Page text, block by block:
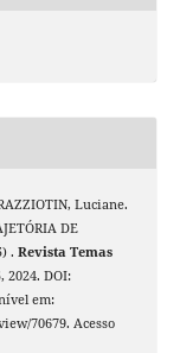
Luciane.
DE
. Revista Temas
2024. DOI:
em:
70679. Acesso